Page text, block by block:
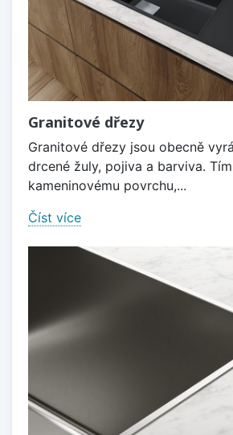
Granitové dřezy
Granitové dřezy jsou obecně
drcené žuly, pojiva a barviva.
kameninovému povrchu,...
Číst více